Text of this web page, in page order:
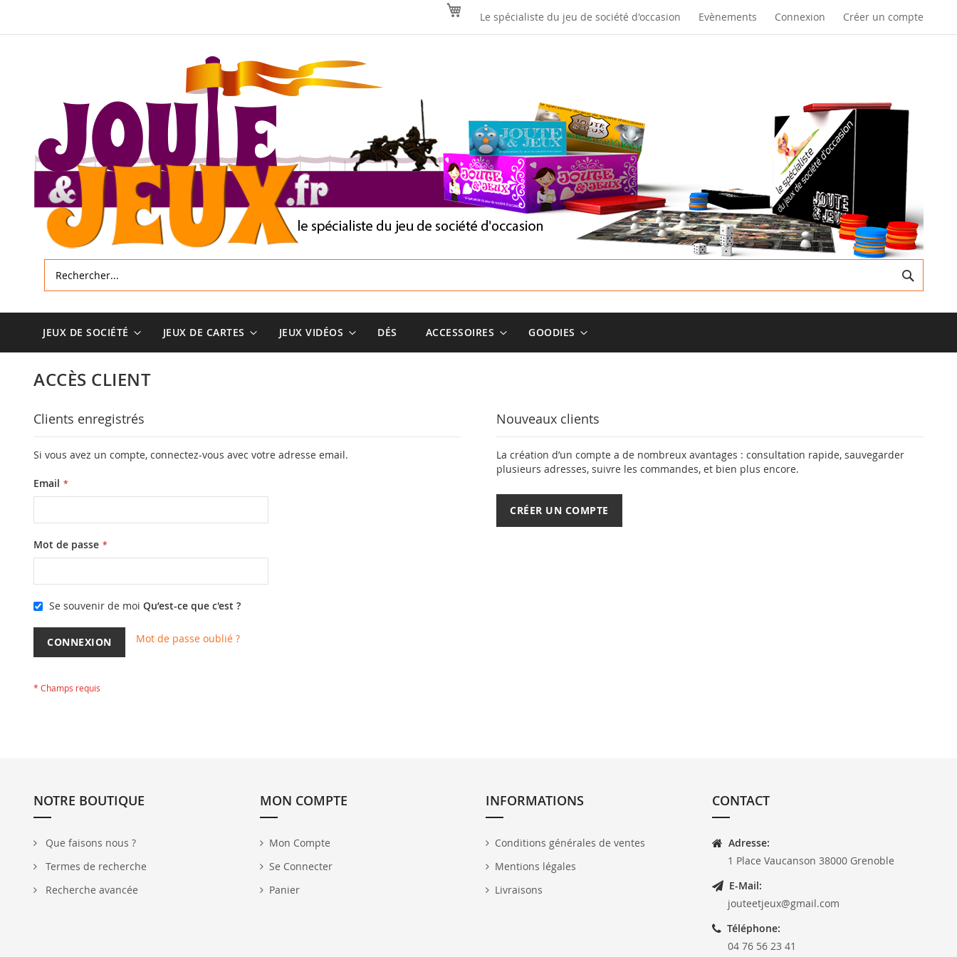
contenu
Le spécialiste du jeu de société d'occasion Evènements Connexion Créer un compte
JEUX DE SOCIÉTÉ JEUX DE CARTES JEUX VIDÉOS DÉS ACCESSOIRES GOODIES
ACCÈS CLIENT
Clients enregistrés
Si vous avez un compte, connectez-vous avec votre adresse email.
Email
Mot de passe
Se souvenir de moi Qu’est-ce que c'est ?
CONNEXION Mot de passe oublié ?
Nouveaux clients
La création d’un compte a de nombreux avantages : consultation rapide, sauvegarder
plusieurs adresses, suivre les commandes, et bien plus encore.
CRÉER UN COMPTE
NOTRE BOUTIQUE
Que faisons nous ?
Termes de recherche
Recherche avancée
MON COMPTE
Mon Compte
Se Connecter
Panier
INFORMATIONS
Conditions générales de ventes
Mentions légales
Livraisons
CONTACT
Adresse:
1 Place Vaucanson 38000 Grenoble
E-Mail:
jouteetjeux@gmail.com
Téléphone:
04 76 56 23 41